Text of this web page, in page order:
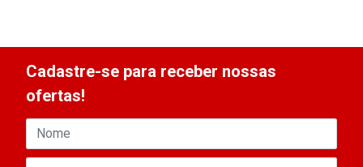
Cadastre-se para receber nossas
ofertas!